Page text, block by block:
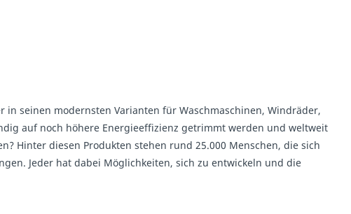
seinen modernsten Varianten für Waschmaschinen, Windräder,
auf noch höhere Energieeffizienz getrimmt werden und weltweit
Hinter diesen Produkten stehen rund 25.000 Menschen, die sich
Jeder hat dabei Möglichkeiten, sich zu entwickeln und die